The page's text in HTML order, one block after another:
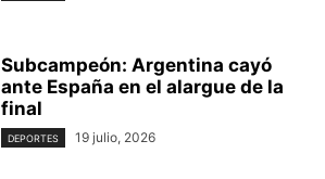
Subcampeón: Argentina cayó
ante España en el alargue de la
final
DEPORTES 19 julio, 2026